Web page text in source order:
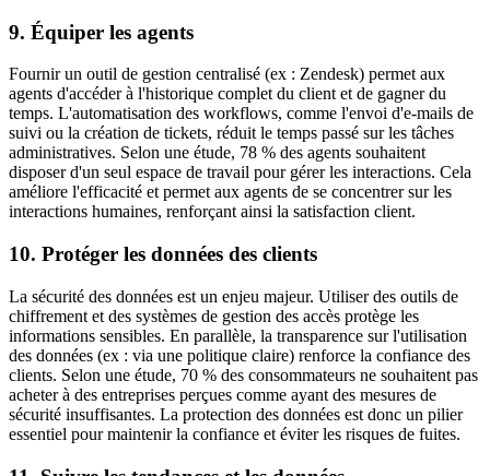
9. Équiper les agents
Fournir un outil de gestion centralisé (ex : Zendesk) permet aux
agents d'accéder à l'historique complet du client et de gagner du
temps. L'automatisation des workflows, comme l'envoi d'e-mails de
suivi ou la création de tickets, réduit le temps passé sur les tâches
administratives. Selon une étude, 78 % des agents souhaitent
disposer d'un seul espace de travail pour gérer les interactions. Cela
améliore l'efficacité et permet aux agents de se concentrer sur les
interactions humaines, renforçant ainsi la satisfaction client.
10. Protéger les données des clients
La sécurité des données est un enjeu majeur. Utiliser des outils de
chiffrement et des systèmes de gestion des accès protège les
informations sensibles. En parallèle, la transparence sur l'utilisation
des données (ex : via une politique claire) renforce la confiance des
clients. Selon une étude, 70 % des consommateurs ne souhaitent pas
acheter à des entreprises perçues comme ayant des mesures de
sécurité insuffisantes. La protection des données est donc un pilier
essentiel pour maintenir la confiance et éviter les risques de fuites.